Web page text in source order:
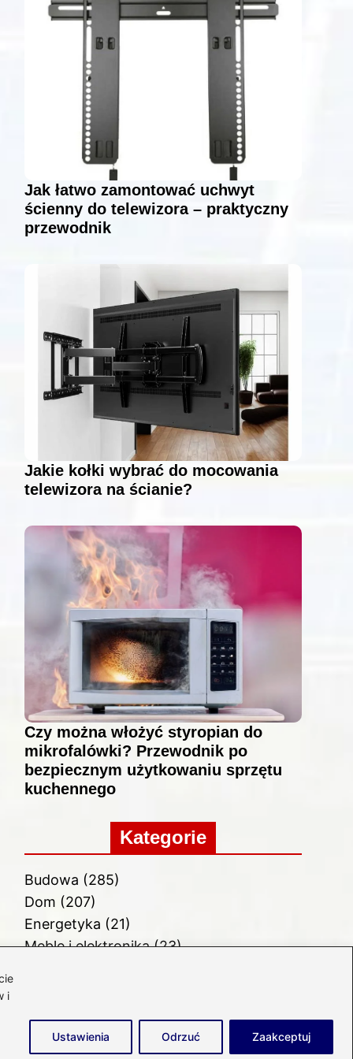
i
Ustawienia Odrzuć Zaakceptuj
Jak łatwo zamontować uchwyt
ścienny do telewizora – praktyczny
przewodnik
Jakie kołki wybrać do mocowania
telewizora na ścianie?
Czy można włożyć styropian do
mikrofalówki? Przewodnik po
bezpiecznym użytkowaniu sprzętu
kuchennego
Kategorie
Budowa (285)
Dom (207)
Energetyka (21)
Meble i elektronika(23)